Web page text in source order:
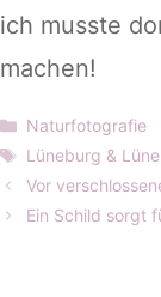
ich musste
machen!
Kategorien
Naturfotografie
Schlagwörter
Lüneburg &
Vor
Ein Schild sorgt